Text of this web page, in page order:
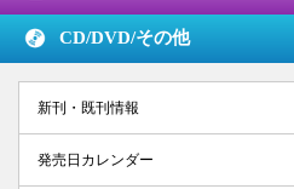
CD/DVD/その他
新刊・既刊情報
発売日カレンダー